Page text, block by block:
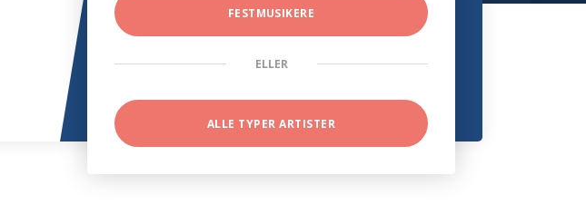
FESTMUSIKERE
ELLER
ALLE TYPER ARTISTER